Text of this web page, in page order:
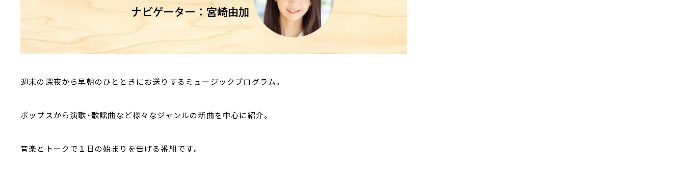
週末の深夜から早朝のひとときにお送りするミュージックプログラム。
ポップスから演歌・歌謡曲など様々なジャンルの新曲を中心に紹介。
音楽とトークで１日の始まりを告げる番組です。